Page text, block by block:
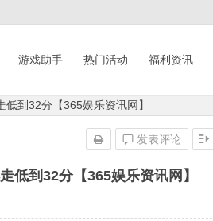
游戏助手 热门活动 福利资讯
到32分【365娱乐资讯网】
低到32分【365娱乐资讯网】
发表评论